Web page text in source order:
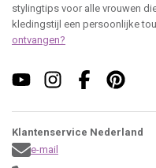
stylingtips voor alle vrouwen
kledingstijl een persoonlijke
ontvangen?
Klantenservice Nederland
e-mail